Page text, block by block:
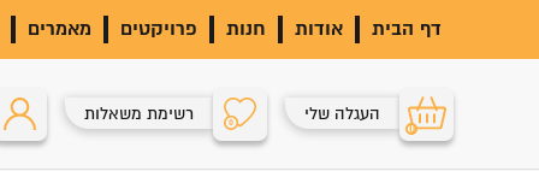
דף הבית אודות חנות פרויקטים מאמרים
0
העגלה שלי 0 רשימת משאלות